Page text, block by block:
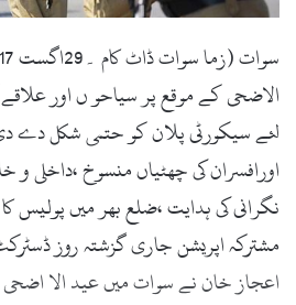
الاضحی کے موقع پر سیاحو ں اور
لئے سیکورٹی پلان کو حتمی شکل دے
اورافسران کی چھٹیاں منسوخ ،داخلی
نگرانی کی ہدایت ،ضلع بھر میں پولیس
مشترکہ اپریشن جاری گزشتہ روز
اعجاز خان نے سوات میں عید الا